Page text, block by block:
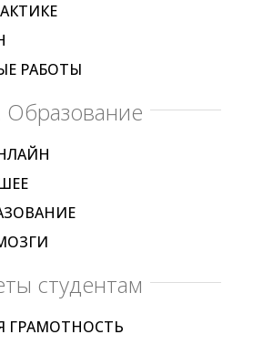
РАБОТЫ
студентам
ГРАМОТНОСТЬ